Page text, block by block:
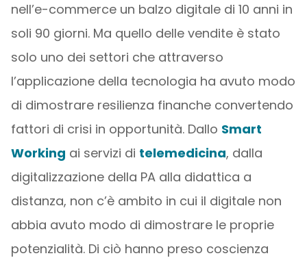
nell’e-commerce un balzo digitale di 10 anni in
soli 90 giorni. Ma quello delle vendite è stato
solo uno dei settori che attraverso
l’applicazione della tecnologia ha avuto modo
di dimostrare resilienza finanche convertendo
fattori di crisi in opportunità. Dallo Smart
Working ai servizi di telemedicina, dalla
digitalizzazione della PA alla didattica a
distanza, non c’è ambito in cui il digitale non
abbia avuto modo di dimostrare le proprie
potenzialità. Di ciò hanno preso coscienza